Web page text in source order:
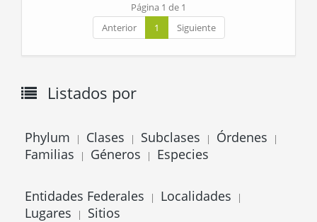
Página 1 de 1
Anterior
1 Siguiente
Listados por
Phylum | Clases | Subclases | Órdenes |
Familias | Géneros | Especies
Entidades Federales | Localidades |
Lugares | Sitios